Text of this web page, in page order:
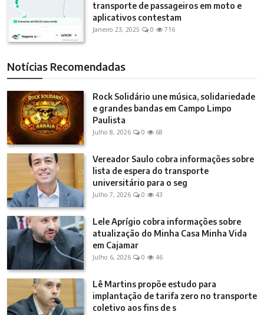
transporte de passageiros em moto e
aplicativos contestam
Janeiro 23, 2025 0 716
Notícias Recomendadas
Rock Solidário une música, solidariedade
e grandes bandas em Campo Limpo
Paulista
Julho 8, 2026 0 68
Vereador Saulo cobra informações sobre
lista de espera do transporte
universitário para o seg
Julho 7, 2026 0 43
Lele Aprígio cobra informações sobre
atualização do Minha Casa Minha Vida
em Cajamar
Julho 6, 2026 0 46
Lê Martins propõe estudo para
implantação de tarifa zero no transporte
coletivo aos fins de s